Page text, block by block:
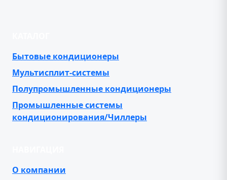
Бытовые кондиционеры
Мультисплит-системы
Полупромышленные кондиционеры
Промышленные системы
кондиционирования/Чиллеры
О компании